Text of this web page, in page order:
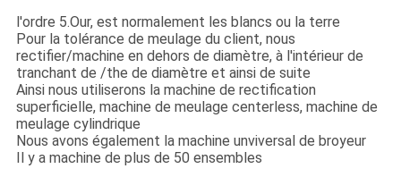
l'ordre 5.Our, est normalement les blancs ou la terre
Pour la tolérance de meulage du client, nous
rectifier/machine en dehors de diamètre, à l'intérieur de
tranchant de /the de diamètre et ainsi de suite
Ainsi nous utiliserons la machine de rectification
superficielle, machine de meulage centerless, machine de
meulage cylindrique
Nous avons également la machine unviversal de broyeur
Il y a machine de plus de 50 ensembles